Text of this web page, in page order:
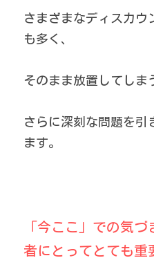
さまざまなディスカウ
も多く、
そのまま放置してしま
さらに深刻な問題を引
ます。
「今ここ」での気
者にとってとても重